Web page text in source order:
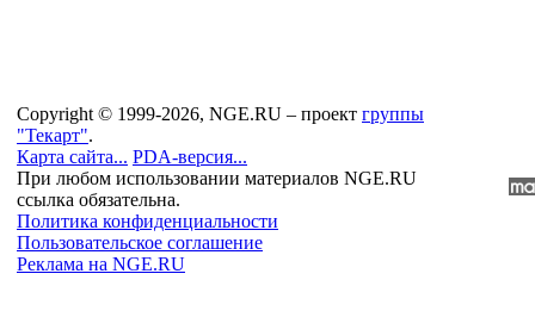
Copyright © 1999-2026, NGE.RU – проект группы
"Текарт".
Карта сайта... PDA-версия...
При любом использовании материалов NGE.RU
ссылка обязательна.
Политика конфиденциальности
Пользовательское соглашение
Реклама на NGE.RU